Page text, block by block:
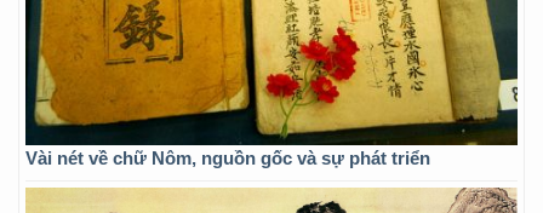
Vài nét về chữ Nôm, nguồn gốc và sự phát triển